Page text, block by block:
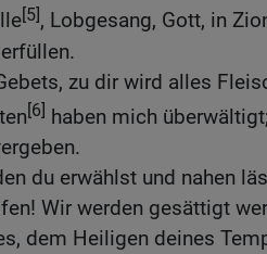
[5], Lobgesang, Gott, in
zu dir wird alles
[6] haben mich
du erwählst und nahen
Wir werden gesättigt
dem Heiligen deines